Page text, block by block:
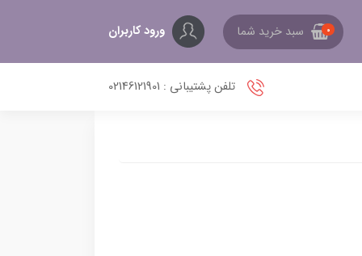
0 سبد خرید شما ورود کاربران
تلفن پشتیبانی : 02146121901